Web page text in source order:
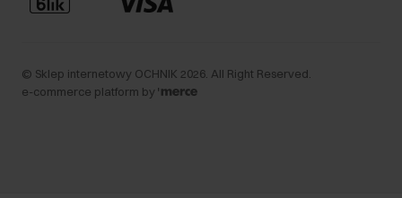
© Sklep internetowy OCHNIK 2026 . All Right Reserved.
e-commerce platform by